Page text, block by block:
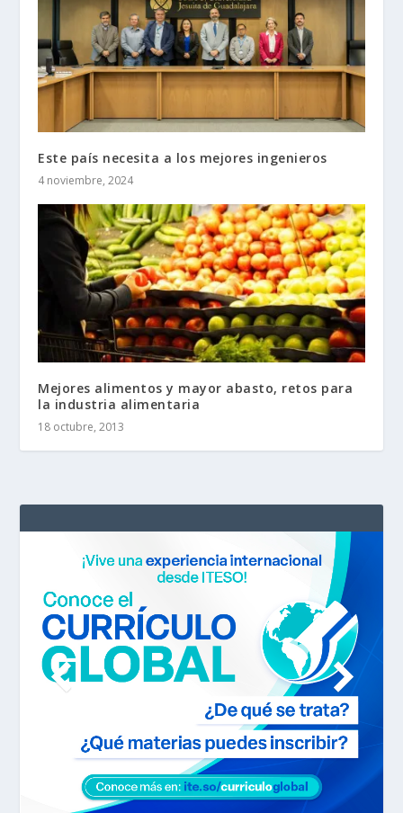
Este país necesita a los mejores ingenieros
4 noviembre, 2024
Mejores alimentos y mayor abasto, retos para
la industria alimentaria
18 octubre, 2013